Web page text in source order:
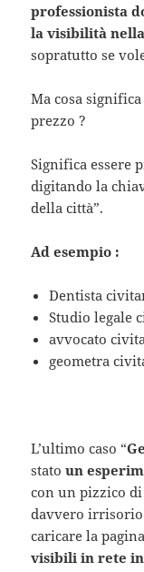
professionista
la visibilità
sopratutto se
Ma cosa
prezzo ?
Significa essere
digitando la
della città”.
Ad esempio :
Dentista
Studio legale
avvocato
geometra
L’ultimo caso “
statoun
con un pizzico
davvero
caricare la
visibili in rete in